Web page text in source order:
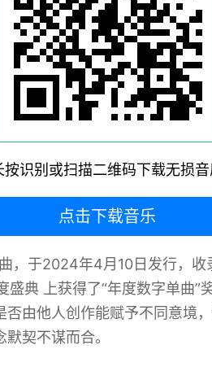
按识别或扫描二维码下载无损音
点击下载音乐
，于2024年4月10日发行，
典 上获得了“年度数字单曲
由他人创作能赋予不同意境
契不谋而合‌。